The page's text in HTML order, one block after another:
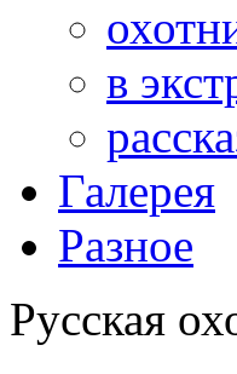
в
Галерея
Разное
Русская